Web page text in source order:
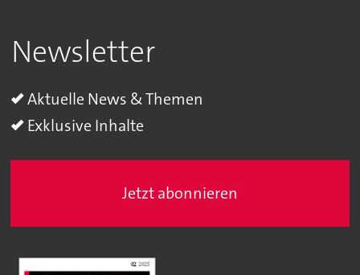
Newsletter
Aktuelle News & Themen
Exklusive Inhalte
Jetzt abonnieren